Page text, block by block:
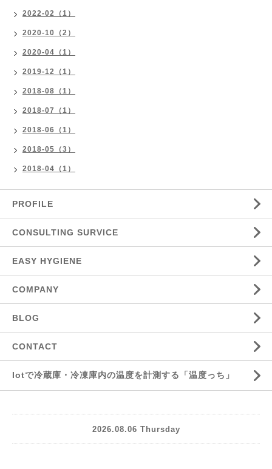
2022-02（1）
2020-10（2）
2020-04（1）
2019-12（1）
2018-08（1）
2018-07（1）
2018-06（1）
2018-05（3）
2018-04（1）
PROFILE
CONSULTING SURVICE
EASY HYGIENE
COMPANY
BLOG
CONTACT
Iotで冷蔵庫・冷凍庫内の温度を計測する「温度っち」
2026.08.06 Thursday